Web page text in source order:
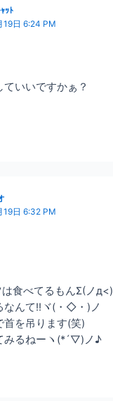
ｯﾄ
19日 6:24 PM
いいですかぁ？
19日 6:32 PM
食べてるもんΣ(ノд<)
なんて!!ヾ(・◇・)ノ
首を吊ります(笑)
みるねーヽ(*´▽)ノ♪